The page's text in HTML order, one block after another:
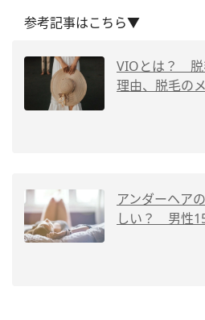
参考記事はこちら▼
VIOとは？ 脱
理由、脱毛の
アンダーヘア
しい？ 男性